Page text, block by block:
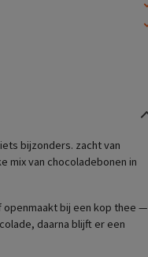
bijzonders. zacht van
mix van chocoladebonen in
bij een kop thee —
daarna blijft er een